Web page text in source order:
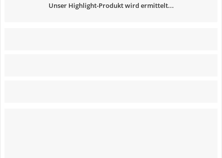
Unser Highlight-Produkt wird ermittelt...